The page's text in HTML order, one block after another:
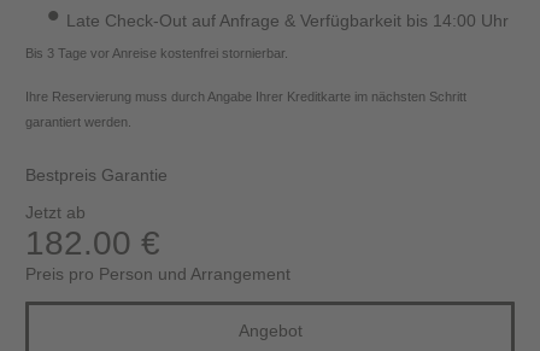
Late Check-Out auf Anfrage & Verfügbarkeit bis 14:00 Uhr
Bis 3 Tage vor Anreise kostenfrei stornierbar.
Ihre Reservierung muss durch Angabe Ihrer Kreditkarte im nächsten Schritt
garantiert werden.
Bestpreis Garantie
Jetzt ab
182.00 €
Preis pro Person und Arrangement
Angebot